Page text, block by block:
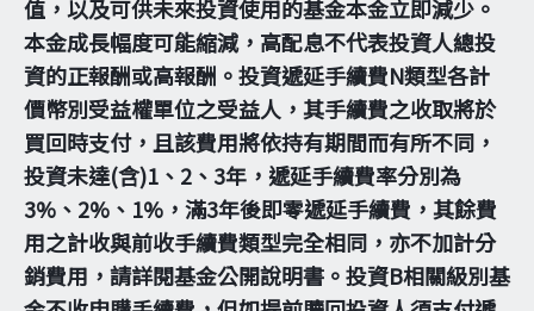
值，以及可供未來投資使用的基金本金立即減少。
本金成長幅度可能縮減，高配息不代表投資人總投
資的正報酬或高報酬。投資遞延手續費N類型各計
價幣別受益權單位之受益人，其手續費之收取將於
買回時支付，且該費用將依持有期間而有所不同，
投資未達(含)1、2、3年，遞延手續費率分別為
3%、2%、1%，滿3年後即零遞延手續費，其餘費
用之計收與前收手續費類型完全相同，亦不加計分
銷費用，請詳閱基金公開說明書。投資B相關級別基